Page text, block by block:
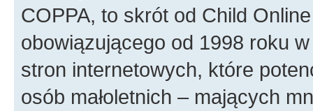
COPPA, to skrót od Child
obowiązującego od 1998 roku
stron internetowych, które
osób małoletnich – mających